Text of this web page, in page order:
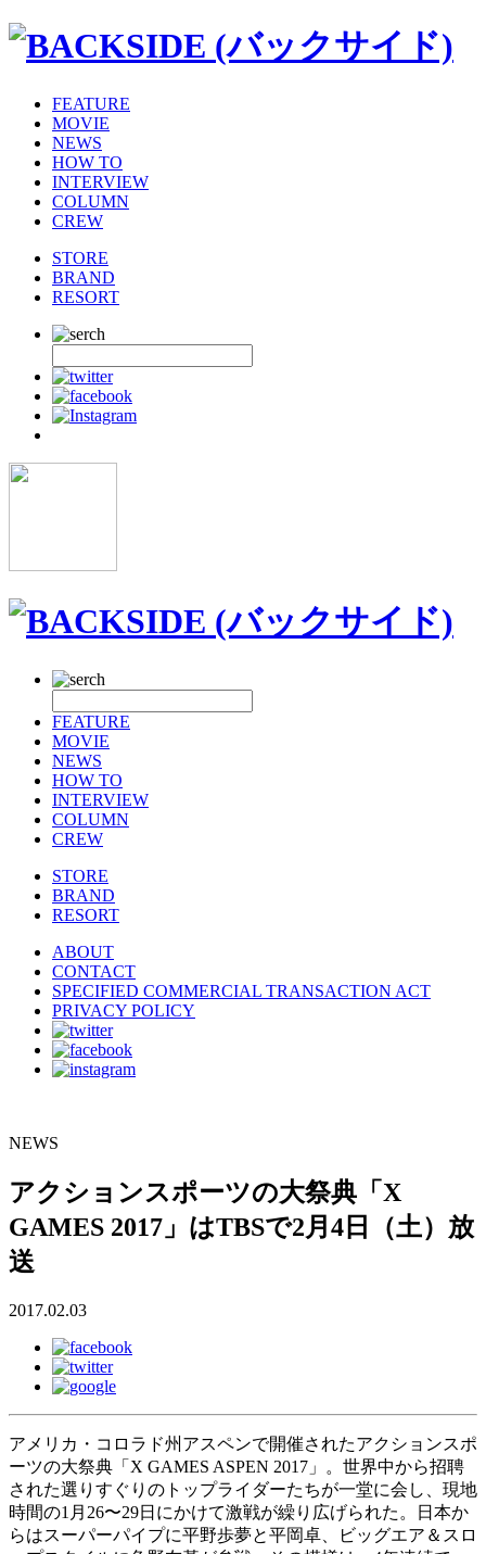
FEATURE
MOVIE
NEWS
HOW TO
INTERVIEW
COLUMN
CREW
STORE
BRAND
RESORT
FEATURE
MOVIE
NEWS
HOW TO
INTERVIEW
COLUMN
CREW
STORE
BRAND
RESORT
ABOUT
CONTACT
SPECIFIED COMMERCIAL TRANSACTION ACT
PRIVACY POLICY
NEWS
アクションスポーツの大祭典「X
GAMES 2017」はTBSで2月4日（土）放
送
2017.02.03
アメリカ・コロラド州アスペンで開催されたアクションスポ
ーツの大祭典「X GAMES ASPEN 2017」。世界中から招聘
された選りすぐりのトップライダーたちが一堂に会し、現地
時間の1月26〜29日にかけて激戦が繰り広げられた。日本か
らはスーパーパイプに平野歩夢と平岡卓、ビッグエア＆スロ